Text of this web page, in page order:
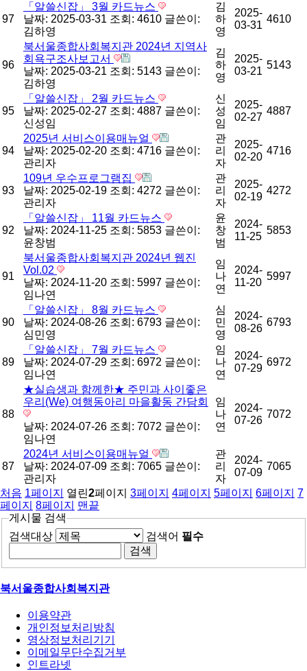
97
「알쓸신잡」 3월 카드뉴스
날짜: 2025-03-31 조회: 4610 글쓴이:
김하영
김
하
영
2025-
03-31
4610
96
북서울종합사회복지관 2024년 지역사
회욕구조사보고서
날짜: 2025-03-21 조회: 5143 글쓴이:
김하영
김
하
영
2025-
03-21
5143
95
「알쓸신잡」 2월 카드뉴스
날짜: 2025-02-27 조회: 4887 글쓴이:
신성임
신
성
임
2025-
02-27
4887
94
2025년 서비스이용매뉴얼
날짜: 2025-02-20 조회: 4716 글쓴이:
관리자
관
리
자
2025-
02-20
4716
93
109년 우수프로그램집
날짜: 2025-02-19 조회: 4272 글쓴이:
관리자
관
리
자
2025-
02-19
4272
92
「알쓸신잡」 11월 카드뉴스
날짜: 2024-11-25 조회: 5853 글쓴이:
윤창범
윤
창
범
2024-
11-25
5853
91
북서울종합사회복지관 2024년 웹진
Vol.02
날짜: 2024-11-20 조회: 5997 글쓴이:
임나연
임
나
연
2024-
11-20
5997
90
「알쓸신잡」 8월 카드뉴스
날짜: 2024-08-26 조회: 6793 글쓴이:
심민영
심
민
영
2024-
08-26
6793
89
「알쓸신잡」 7월 카드뉴스
날짜: 2024-07-29 조회: 6972 글쓴이:
임나연
임
나
연
2024-
07-29
6972
88
★실습생과 함께한★ 주민과 사이좋은
우리(We) 여행동아리 마을활동 간담회
날짜: 2024-07-26 조회: 7072 글쓴이:
임나연
임
나
연
2024-
07-26
7072
87
2024년 서비스이용매뉴얼
날짜: 2024-07-09 조회: 7065 글쓴이:
관리자
관
리
자
2024-
07-09
7065
처음 1페이지 열린2페이지 3페이지 4페이지 5페이지 6페이지 7
페이지 8페이지
맨끝
게시물 검색
검색대상
검색어 필수
북서울종합사회복지관
이용약관
개인정보처리방침
영상정보처리기기
이메일무단수집거부
인트라넷